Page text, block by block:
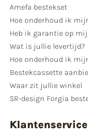
Amefa bestekset
Hoe onderhoud ik
Heb ik garantie op
Wat is jullie levertijd?
Hoe onderhoud ik
Bestekcassette
Waar zit jullie winkel
SR-design Forgia
Klantenservice